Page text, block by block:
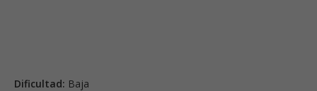
Dificultad: Baja